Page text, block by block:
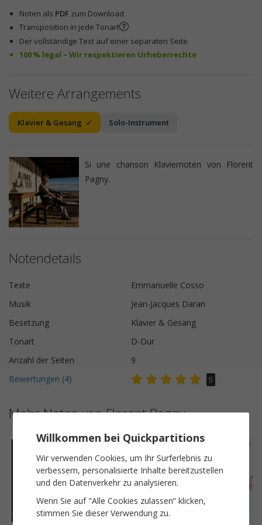
Noten als PDF zum Download
Transposition in jede Tonart
Der vollständige Text auf einer separaten Seite
100 % legal – Wir respektieren Urheberrechte
Weitere Arrangements
Klavier & Gesang Solo-Instrument
Si une chanson Klaviernoten von Florent
Pagny.
Notendetails
Texte
Emmanuelle Cosso
Musik
Jean-Jacques Daran
Besetzung
Klavier & Gesang
Tonart
D-Dur
Anzahl der Seiten
9
Bewertungen (4) 5
Mehr Noten von Florent Pagny
Willkommen bei Quickpartitions
Wir verwenden Cookies, um Ihr Surferlebnis zu
verbessern, personalisierte Inhalte bereitzustellen
und den Datenverkehr zu analysieren.
Wenn Sie auf "Alle Cookies zulassen“ klicken,
stimmen Sie dieser Verwendung zu.